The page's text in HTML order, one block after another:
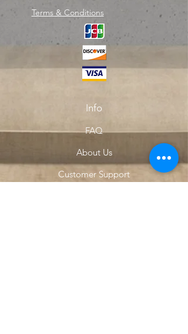
Terms & Conditions
Info
FAQ
About Us
Customer Support